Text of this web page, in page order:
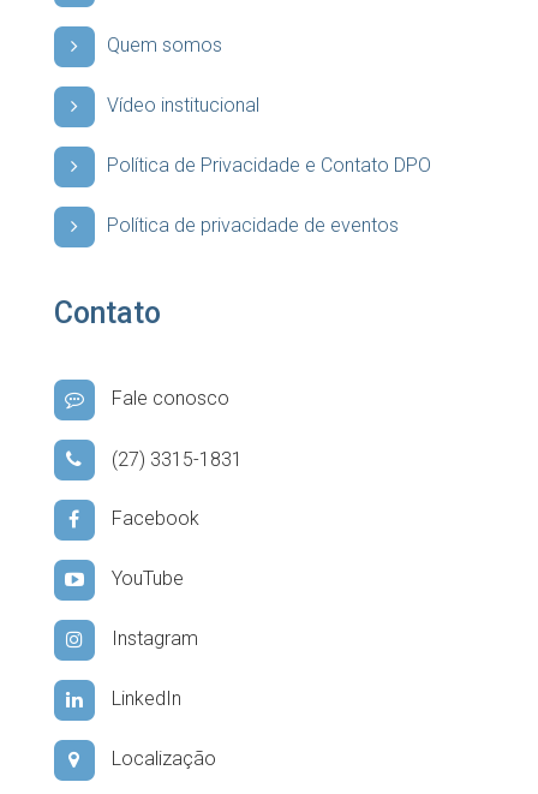
Quem somos
Vídeo institucional
Política de Privacidade e Contato DPO
Política de privacidade de eventos
Contato
Fale conosco
(27) 3315-1831
Facebook
YouTube
Instagram
LinkedIn
Localização